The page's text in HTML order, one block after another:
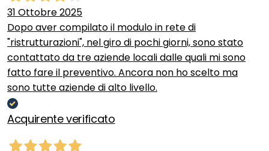
31 Ottobre 2025
Dopo aver compilato il modulo in rete di
"ristrutturazioni", nel giro di pochi giorni, sono stato
contattato da tre aziende locali dalle quali mi sono
fatto fare il preventivo. Ancora non ho scelto ma
sono tutte aziende di alto livello.
Acquirente verificato